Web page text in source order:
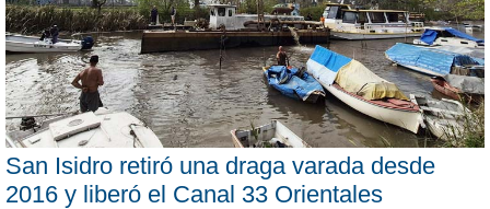
San Isidro retiró una draga varada desde
2016 y liberó el Canal 33 Orientales